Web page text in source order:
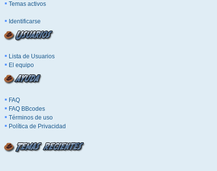
Temas activos
Identificarse
Lista de Usuarios
El equipo
FAQ
FAQ BBcodes
Términos de uso
Política de Privacidad